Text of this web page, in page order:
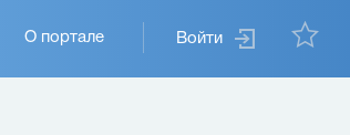
Войти
О портале